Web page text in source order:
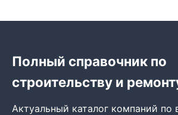
Полный справочник по
строительству и
Актуальный каталог компаний по